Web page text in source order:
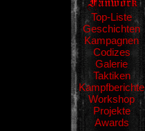
Top-Liste
Geschichten
Kampagnen
Codizes
Galerie
Taktiken
Kampfberichte
Workshop
Projekte
Awards